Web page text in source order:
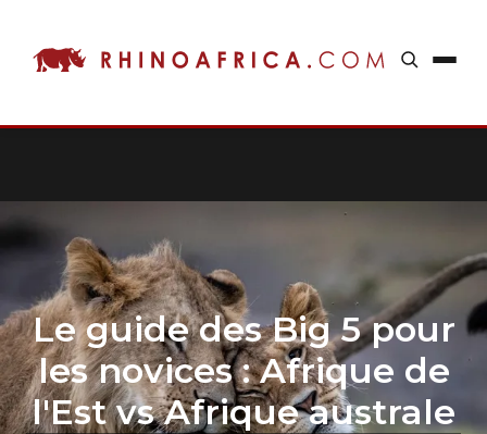
Le guide des Big 5 pour
les novices : Afrique de
l'Est vs Afrique australe